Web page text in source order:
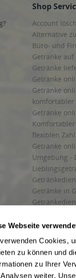
Webseite
Cookies,
zu können und
zu Ihrer
Analysen weiter.
Shop
Account
Alternative
Büro- und
Getränke
Getränke
Getränke
Getränke
komfortabler
Getränke
flexiblen
Getränke
Umgebung -
Getränke in
und
Liefergebiet
Lieferservice
Wir liefern